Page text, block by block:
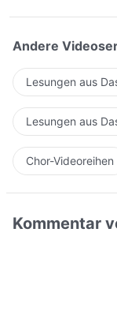
Andere
Lesungen aus
Lesungen aus
Chor-Videoreihen
Kommentar